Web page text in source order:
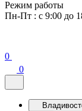
Режим работы
Пн-Пт : с 9:00 до
0
0